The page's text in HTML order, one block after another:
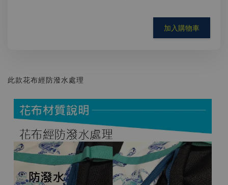
加入購物車
此款花布經防潑水處理